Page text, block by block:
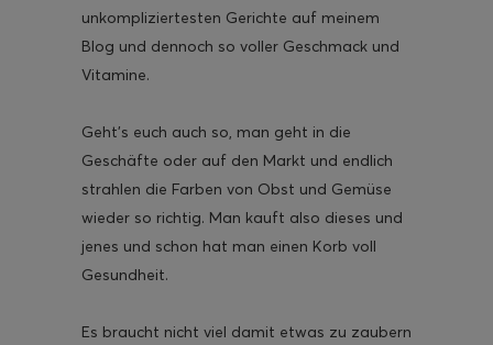
unkompliziertesten Gerichte auf meinem
Blog und dennoch so voller Geschmack und
Vitamine.
Geht’s euch auch so, man geht in die
Geschäfte oder auf den Markt und endlich
strahlen die Farben von Obst und Gemüse
wieder so richtig. Man kauft also dieses und
jenes und schon hat man einen Korb voll
Gesundheit.
Es braucht nicht viel damit etwas zu zaubern